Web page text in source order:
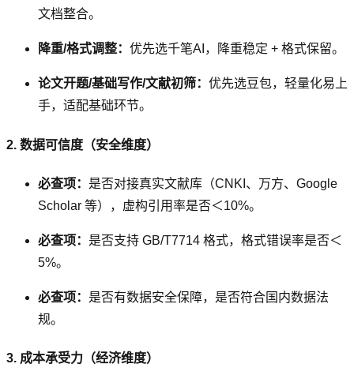
文档整合。
降重/格式调整： 优先选千笔AI，降重稳定 + 格式保留。
论文开题/基础写作/文献初筛： 优先选豆包，轻量化易上
手，适配基础环节。
2. 数据可信度（安全维度）
必查项： 是否对接真实文献库（CNKI、万方、Google
Scholar 等），虚构引用率是否＜10%。
必查项： 是否支持 GB/T7714 格式，格式错误率是否＜
5%。
必查项： 是否有数据安全保障，是否符合国内数据法
规。
3. 成本承受力（经济维度）